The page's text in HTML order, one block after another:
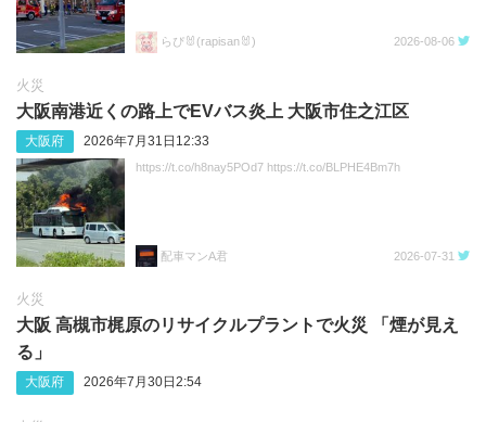
らぴ🐰(rapisan🐰) 2026-08-06
火災
大阪南港近くの路上でEVバス炎上 大阪市住之江区
大阪府 2026年7月31日12:33
https://t.co/h8nay5POd7 https://t.co/BLPHE4Bm7h
配車マンA君 2026-07-31
火災
大阪 高槻市梶原のリサイクルプラントで火災 「煙が見え
る」
大阪府 2026年7月30日2:54